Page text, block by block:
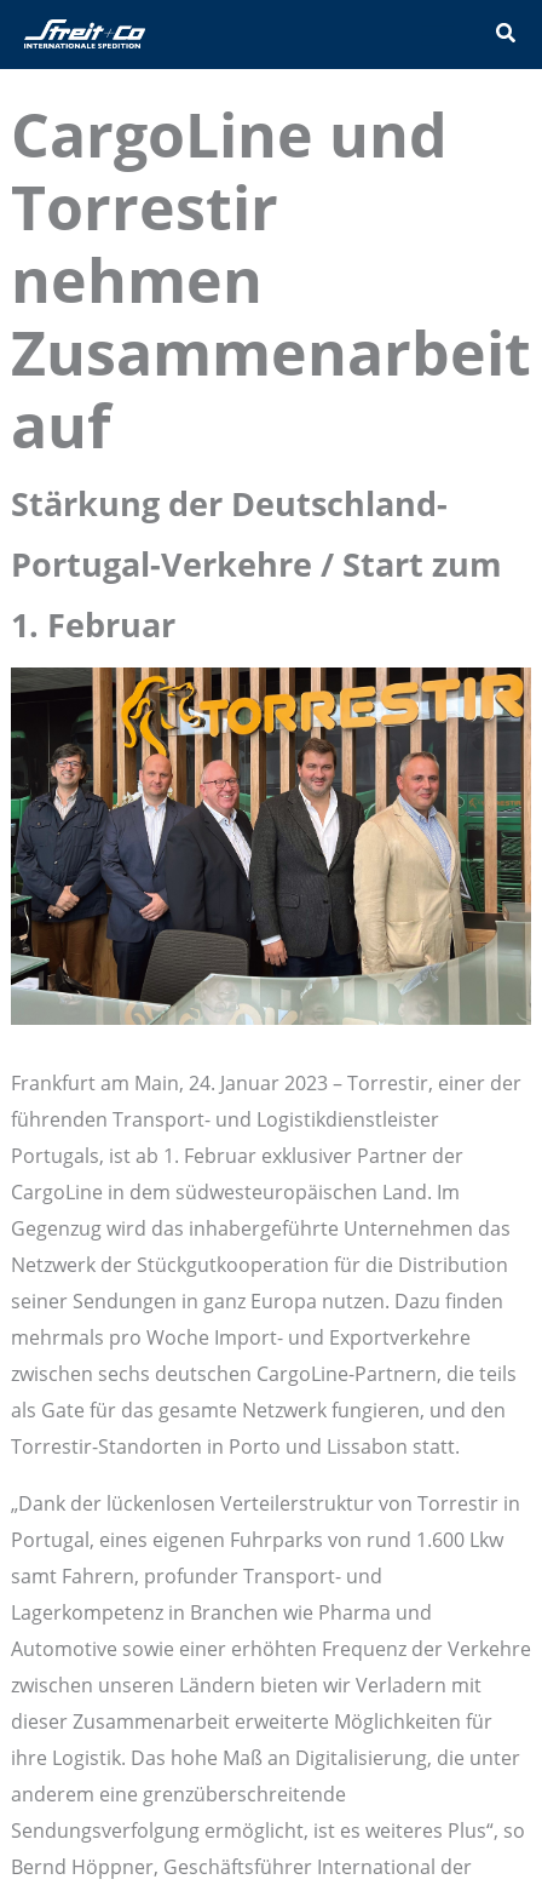
Inhalt
CargoLine und
Torrestir
nehmen
Zusammenarbeit
auf
Stärkung der Deutschland-
Portugal-Verkehre / Start zum
1. Februar
Frankfurt am Main, 24. Januar 2023 – Torrestir, einer der
führenden Transport- und Logistikdienstleister
Portugals, ist ab 1. Februar exklusiver Partner der
CargoLine in dem südwesteuropäischen Land. Im
Gegenzug wird das inhabergeführte Unternehmen das
Netzwerk der Stückgutkooperation für die Distribution
seiner Sendungen in ganz Europa nutzen. Dazu finden
mehrmals pro Woche Import- und Exportverkehre
zwischen sechs deutschen CargoLine-Partnern, die teils
als Gate für das gesamte Netzwerk fungieren, und den
Torrestir-Standorten in Porto und Lissabon statt.
„Dank der lückenlosen Verteilerstruktur von Torrestir in
Portugal, eines eigenen Fuhrparks von rund 1.600 Lkw
samt Fahrern, profunder Transport- und
Lagerkompetenz in Branchen wie Pharma und
Automotive sowie einer erhöhten Frequenz der Verkehre
zwischen unseren Ländern bieten wir Verladern mit
dieser Zusammenarbeit erweiterte Möglichkeiten für
ihre Logistik. Das hohe Maß an Digitalisierung, die unter
anderem eine grenzüberschreitende
Sendungsverfolgung ermöglicht, ist es weiteres Plus“, so
Bernd Höppner, Geschäftsführer International der